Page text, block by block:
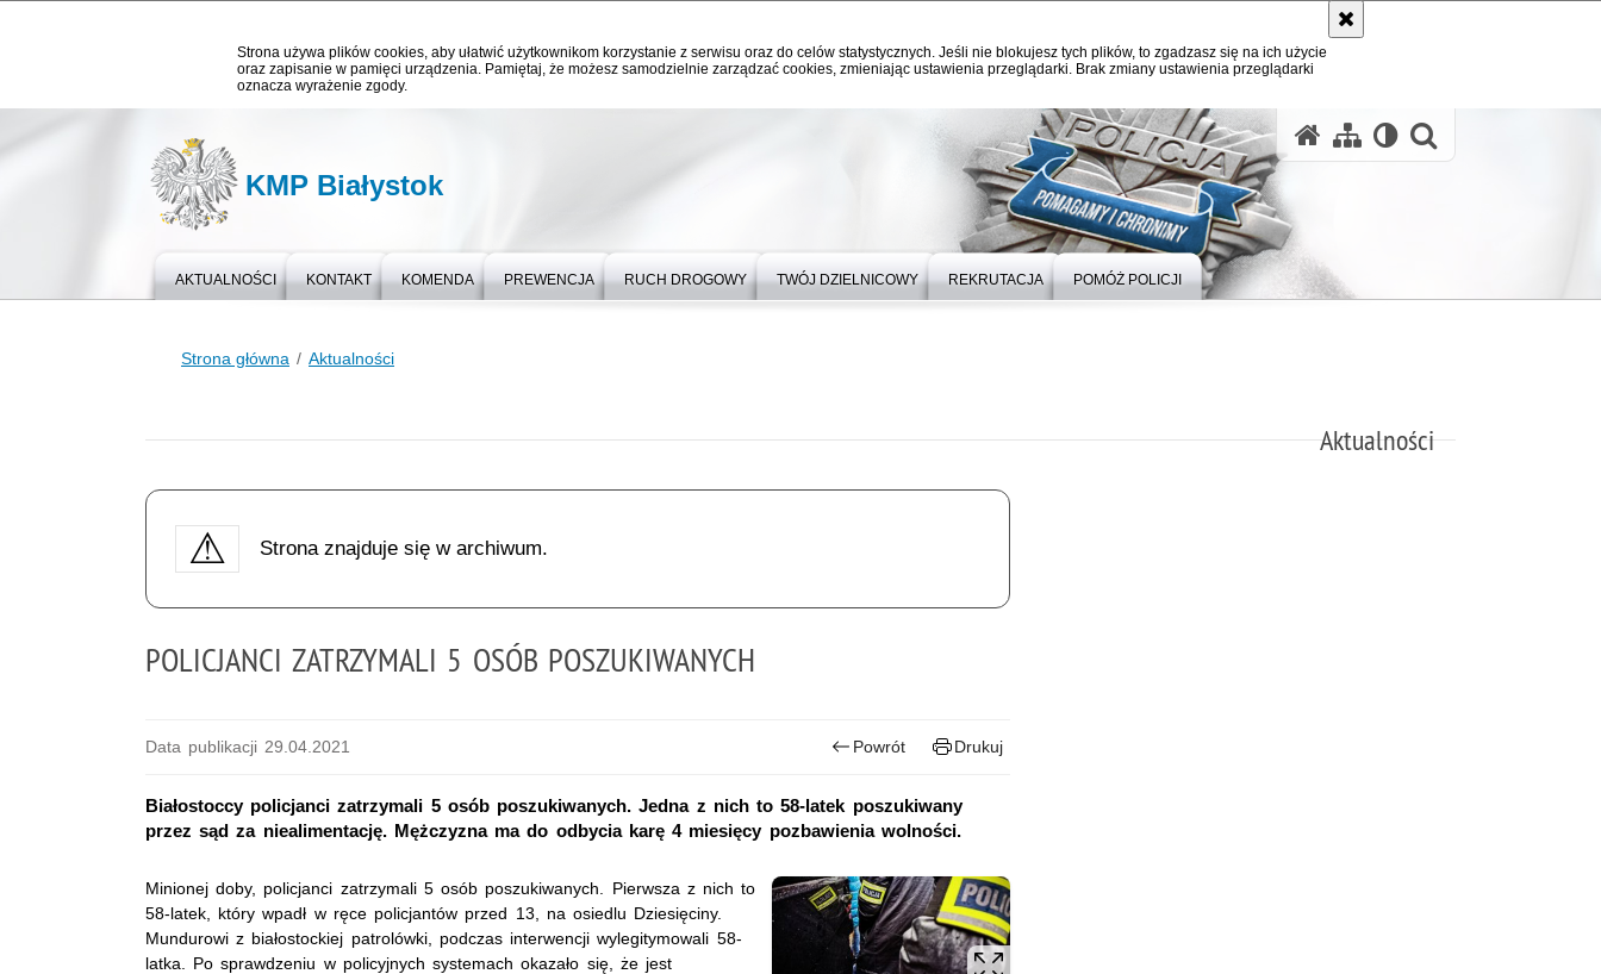
Strona używa plików cookies, aby ułatwić użytkownikom korzystanie z serwisu oraz do celów statystycznych. Jeśli nie blokujesz tych plików, to zgadzasz się na ich użycie
oraz zapisanie w pamięci urządzenia. Pamiętaj, że możesz samodzielnie zarządzać cookies, zmieniając ustawienia przeglądarki. Brak zmiany ustawienia przeglądarki
oznacza wyrażenie zgody.
KMP Białystok
AKTUALNOŚCI KONTAKT KOMENDA PREWENCJA RUCH DROGOWY TWÓJ DZIELNICOWY REKRUTACJA POMÓŻ POLICJI
Strona główna Aktualności
Aktualności
Strona znajduje się w archiwum.
POLICJANCI ZATRZYMALI 5 OSÓB POSZUKIWANYCH
Data publikacji 29.04.2021 Powrót Drukuj
Białostoccy policjanci zatrzymali 5 osób poszukiwanych. Jedna z nich to 58-latek poszukiwany
przez sąd za niealimentację. Mężczyzna ma do odbycia karę 4 miesięcy pozbawienia wolności.
Minionej doby, policjanci zatrzymali 5 osób poszukiwanych. Pierwsza z nich to
58-latek, który wpadł w ręce policjantów przed 13, na osiedlu Dziesięciny.
Mundurowi z białostockiej patrolówki, podczas interwencji wylegitymowali 58-
latka. Po sprawdzeniu w policyjnych systemach okazało się, że jest